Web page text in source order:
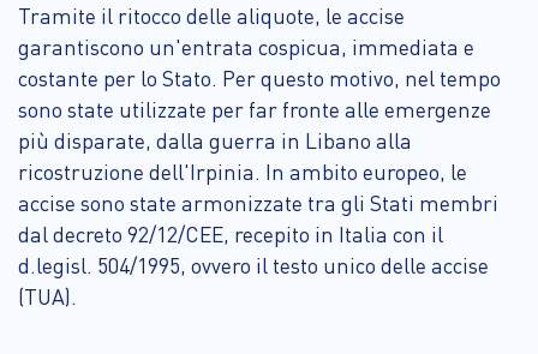
Tramite il ritocco delle aliquote, le accise
garantiscono un'entrata cospicua, immediata e
costante per lo Stato. Per questo motivo, nel tempo
sono state utilizzate per far fronte alle emergenze
più disparate, dalla guerra in Libano alla
ricostruzione dell'Irpinia. In ambito europeo, le
accise sono state armonizzate tra gli Stati membri
dal decreto 92/12/CEE, recepito in Italia con il
d.legisl. 504/1995, ovvero il testo unico delle accise
(TUA).